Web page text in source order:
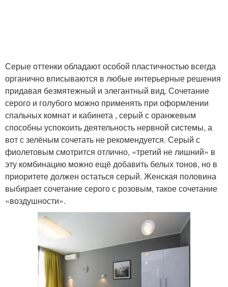
Серые оттенки обладают особой пластичностью всегда
органично вписываются в любые интерьерные решения
придавая безмятежный и элегантный вид. Сочетание
серого и голубого можно применять при оформлении
спальных комнат и кабинета , серый с оранжевым
способны успокоить деятельность нервной системы, а
вот с зелёным сочетать не рекомендуется. Серый с
фиолетовым смотрится отлично, «третий не лишний» в
эту комбинацию можно ещё добавить белых тонов, но в
приоритете должен остаться серый. Женская половина
выбирает сочетание серого с розовым, такое сочетание
«воздушности».